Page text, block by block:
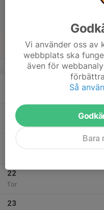
20
22
Tor
23
Vi använder oss
webbplats ska
även för
Så
Bara